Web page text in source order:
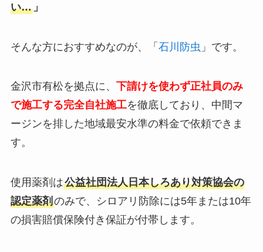
い…」
そんな方におすすめなのが、「 石川防虫 」です。
金沢市有松を拠点に、 下請けを使わず正社員のみ
で施工する完全自社施工を徹底しており、中間マ
ージンを排した地域最安水準の料金で依頼できま
す。
使用薬剤は公益社団法人日本しろあり対策協会の
認定薬剤のみで、シロアリ防除には5年または10年
の損害賠償保険付き保証が付帯します。